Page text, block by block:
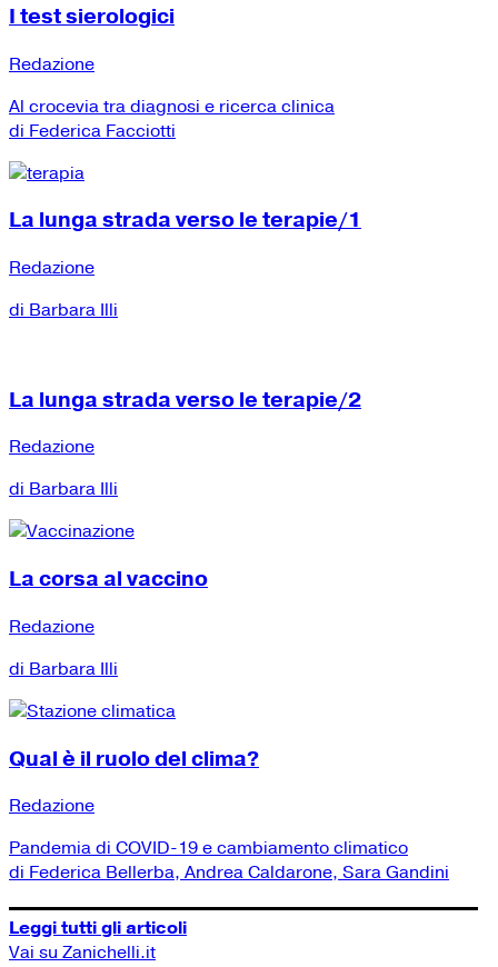
I test sierologici
Redazione
Al crocevia tra diagnosi e ricerca clinica
di Federica Facciotti
La lunga strada verso le terapie/1
Redazione
di Barbara Illi
La lunga strada verso le terapie/2
Redazione
di Barbara Illi
La corsa al vaccino
Redazione
di Barbara Illi
Qual è il ruolo del clima?
Redazione
Pandemia di COVID-19 e cambiamento climatico
di Federica Bellerba, Andrea Caldarone, Sara Gandini
Leggi tutti gli articoli
Vai su Zanichelli.it